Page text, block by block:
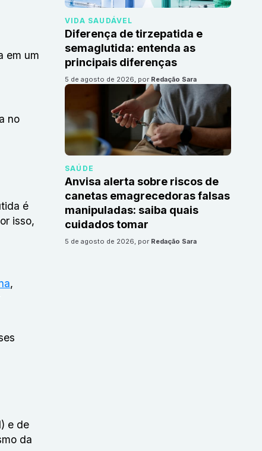
em um
no
é
isso,
,
e de
da
VIDA SAUDÁVEL
Diferença de tirzepatida e
semaglutida: entenda as
principais diferenças
5 de agosto de 2026, por Redação Sara
SAÚDE
Anvisa alerta sobre riscos de
canetas emagrecedoras falsas
manipuladas: saiba quais
cuidados tomar
5 de agosto de 2026, por Redação Sara